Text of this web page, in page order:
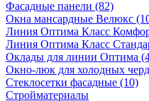
Фасадные панели (82)
Окна мансардные Велюкс
Линия Оптима Класс
Линия Оптима Класс
Оклады для линии Оптима
Окно-люк для холодных
Стеклосетки фасадные (10)
Стройматериалы